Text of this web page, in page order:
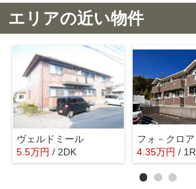
エリアの近い物件
ヴェルドミール
5.5万円 / 2DK
フォ－クロア
4.35万円 / 1R